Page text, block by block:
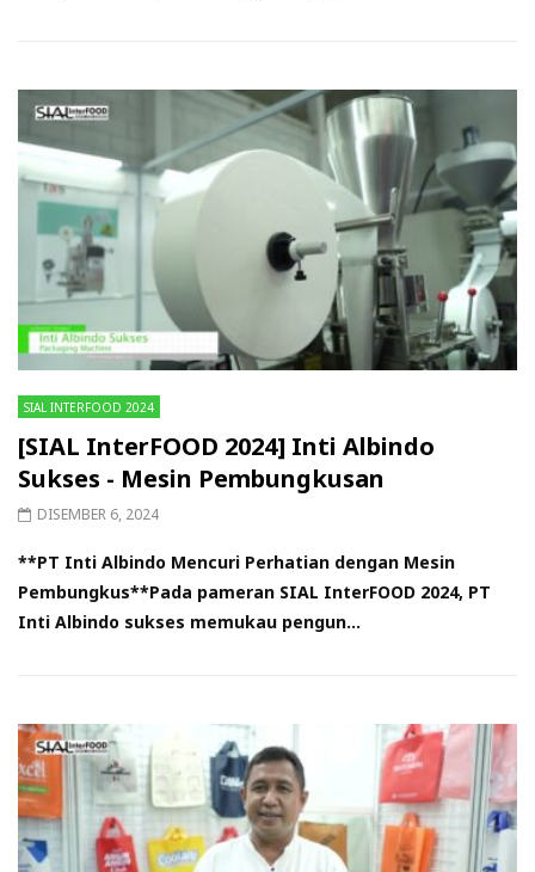
SIAL INTERFOOD 2024
[SIAL InterFOOD 2024] Inti Albindo
Sukses - Mesin Pembungkusan
DISEMBER 6, 2024
**PT Inti Albindo Mencuri Perhatian dengan Mesin
Pembungkus**Pada pameran SIAL InterFOOD 2024, PT
Inti Albindo sukses memukau pengun...